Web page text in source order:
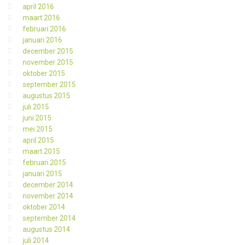
april 2016
maart 2016
februari 2016
januari 2016
december 2015
november 2015
oktober 2015
september 2015
augustus 2015
juli 2015
juni 2015
mei 2015
april 2015
maart 2015
februari 2015
januari 2015
december 2014
november 2014
oktober 2014
september 2014
augustus 2014
juli 2014